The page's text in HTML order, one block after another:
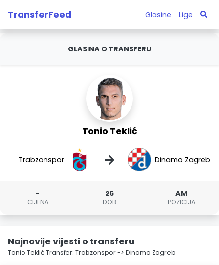
TransferFeed Glasine Lige
GLASINA O TRANSFERU
Tonio Teklić
Trabzonspor → Dinamo Zagreb
-
CIJENA
26
DOB
AM
POZICIJA
Najnovije vijesti o transferu
Tonio Teklić Transfer: Trabzonspor -> Dinamo Zagreb